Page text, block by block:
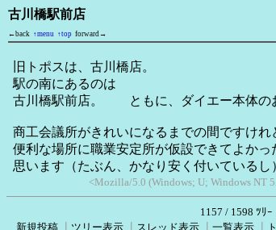
古川橋駅前店
←back ↑menu ↑top forward→
旧トポスは、古川橋店。
駅の南にあるのは
古川橋駅前店。 ともに、ダイエー本体の
商工会議所がきれいになるまでの間ですけれ
便利な場所に職業安定所が仮設できてよかっ
思います（たぶん、かなり安く付いているし
<Mozilla/5.0 (Windows; U; Windows NT
1157 / 1598 ﾂﾘｰ
新規投稿
ツリー表示 スレッド表示 一覧表示